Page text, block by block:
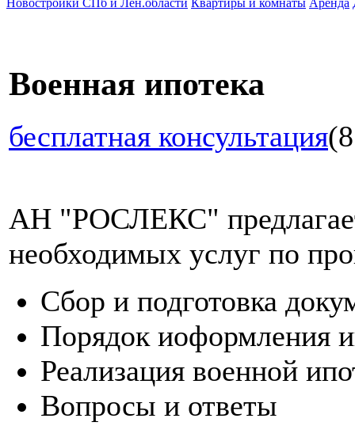
Военная ипотека
бесплатная консультация
АН "РОСЛЕКС"
необходимых услуг по
Сбор и подготовка
Порядок иоформления
Реализация военной
Вопросы и ответы